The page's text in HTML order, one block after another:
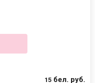
15 бел. руб.